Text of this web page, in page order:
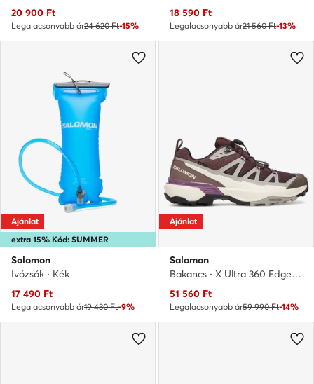
Aktuális ár
20 900 Ft
Legalacsonyabb ár24 620 Ft-15%
Aktuális ár
18 590 Ft
Legalacsonyabb ár21 560 Ft-13%
extra 15% Kód: SUMMER
Ajánlat
Salomon
Ivózsák · Kék
Aktuális ár
17 490 Ft
Legalacsonyabb ár19 430 Ft-9%
Ajánlat
Salomon
Bakancs · X Ultra 360 Edge Gore-Tex L49098200 · Barna
Aktuális ár
51 560 Ft
Legalacsonyabb ár59 990 Ft-14%